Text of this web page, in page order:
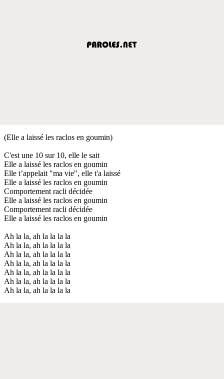
(Elle a laissé les raclos en goumin)
C'est une 10 sur 10, elle le sait
Elle a laissé les raclos en goumin
Elle t’appelait "ma vie", elle t'a laissé
Elle a laissé les raclos en goumin
Comportement racli décidée
Elle a laissé les raclos en goumin
Comportement racli décidée
Elle a laissé les raclos en goumin
Ah la la, ah la la la la
Ah la la, ah la la la la
Ah la la, ah la la la la
Ah la la, ah la la la la
Ah la la, ah la la la la
Ah la la, ah la la la la
Ah la la, ah la la la la